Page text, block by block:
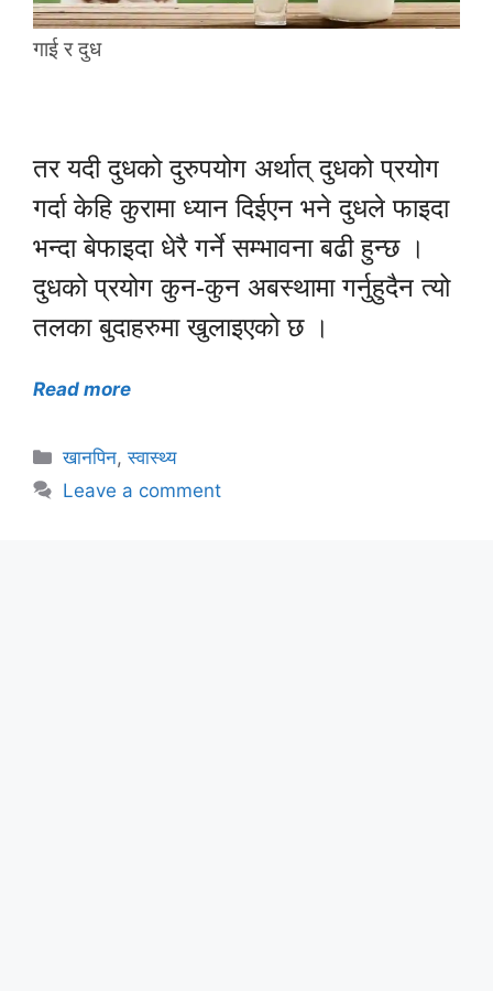
गाई र दुध
तर यदी दुधको दुरुपयोग अर्थात् दुधको प्रयोग
गर्दा केहि कुरामा ध्यान दिईएन भने दुधले फाइदा
भन्दा बेफाइदा धेरै गर्ने सम्भावना बढी हुन्छ ।
दुधको प्रयोग कुन-कुन अबस्थामा गर्नुहुदैन त्यो
तलका बुदाहरुमा खुलाइएको छ ।
Read more
Categories
खानपिन,स्वास्थ्य
Leave a comment